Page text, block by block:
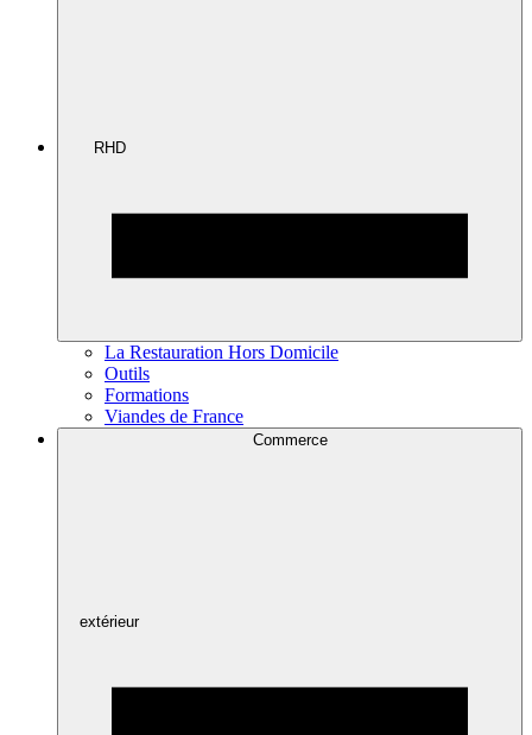
RHD
La Restauration Hors Domicile
Outils
Formations
Viandes de France
Commerce
extérieur